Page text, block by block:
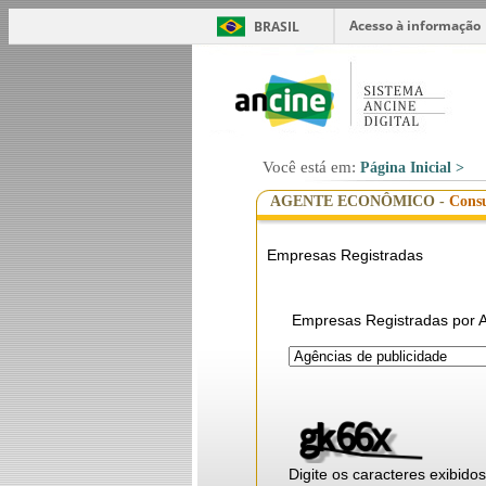
BRASIL Acesso à informação
Você está em: Página Inicial >
AGENTE ECONÔMICO -
Empresas Registradas
Empresas Registradas por
Digite os caracteres